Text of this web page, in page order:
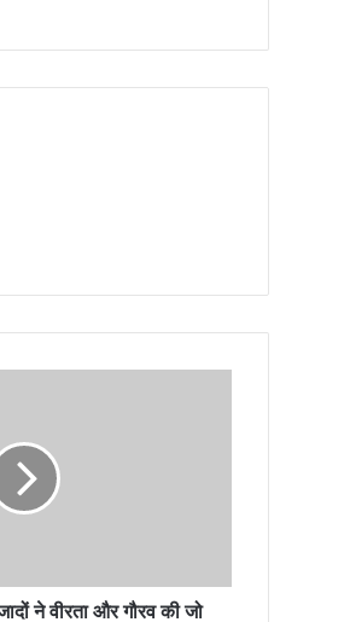
ने वीरता और गौरव की जो